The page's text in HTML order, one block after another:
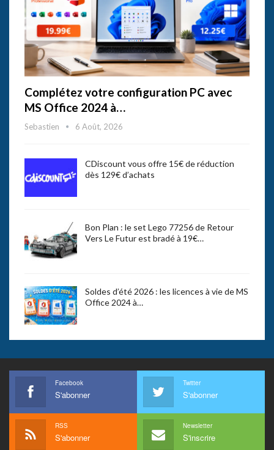
Complétez votre configuration PC avec
MS Office 2024 à…
Sebastien 6 Août, 2026
CDiscount vous offre 15€ de réduction
dès 129€ d’achats
Bon Plan : le set Lego 77256 de Retour
Vers Le Futur est bradé à 19€…
Soldes d’été 2026 : les licences à vie de MS
Office 2024 à…
Facebook
S'abonner
Twitter
S'abonner
RSS
S'abonner
Newsletter
S'inscrire